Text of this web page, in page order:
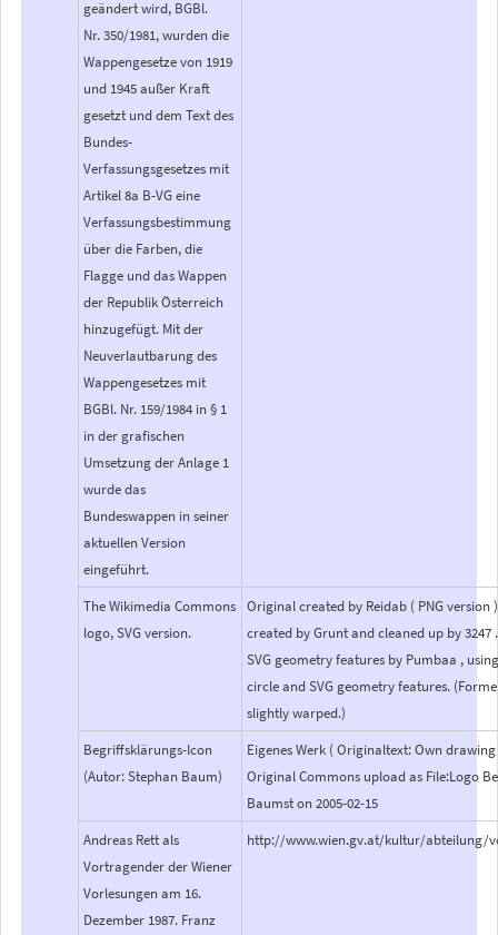
geändert wird, BGBl.
Nr. 350/1981, wurden die
Wappengesetze von 1919
und 1945 außer Kraft
gesetzt und dem Text des
Bundes-
Verfassungsgesetzes mit
Artikel 8a B-VG eine
Verfassungsbestimmung
über die Farben, die
Flagge und das Wappen
der Republik Österreich
hinzugefügt. Mit der
Neuverlautbarung des
Wappengesetzes mit
BGBl. Nr. 159/1984 in § 1
in der grafischen
Umsetzung der Anlage 1
wurde das
Bundeswappen in seiner
aktuellen Version
eingeführt.
The Wikimedia Commons
logo, SVG version.
Original created by Reidab ( PNG version
created by Grunt and cleaned up by 3247
SVG geometry features by Pumbaa ,
circle and SVG geometry features.
slightly warped.)
Begriffsklärungs-Icon
(Autor: Stephan Baum)
Eigenes Werk ( Originaltext: Own
Original Commons upload as File:Logo
Baumst on 2005-02-15
Andreas Rett als
Vortragender der Wiener
Vorlesungen am 16.
Dezember 1987. Franz
http://www.wien.gv.at/kultur/abteilung/